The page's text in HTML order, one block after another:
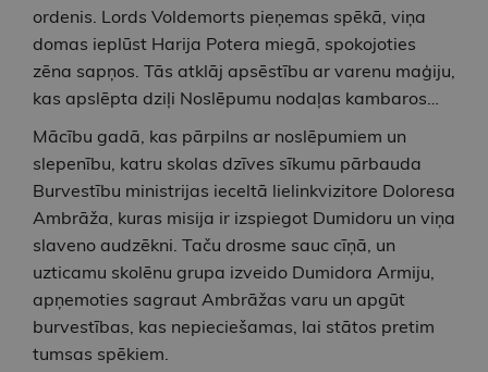
ordenis. Lords Voldemorts pieņemas spēkā, viņa
domas ieplūst Harija Potera miegā, spokojoties
zēna sapņos. Tās atklāj apsēstību ar varenu maģiju,
kas apslēpta dziļi Noslēpumu nodaļas kambaros…
Mācību gadā, kas pārpilns ar noslēpumiem un
slepenību, katru skolas dzīves sīkumu pārbauda
Burvestību ministrijas ieceltā lielinkvizitore Doloresa
Ambrāža, kuras misija ir izspiegot Dumidoru un viņa
slaveno audzēkni. Taču drosme sauc cīņā, un
uzticamu skolēnu grupa izveido Dumidora Armiju,
apņemoties sagraut Ambrāžas varu un apgūt
burvestības, kas nepieciešamas, lai stātos pretim
tumsas spēkiem.